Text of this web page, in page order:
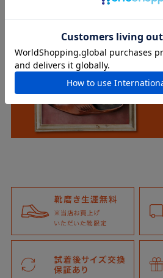
関連コンテンツ